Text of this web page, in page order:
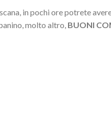
in pochi ore potrete
molto altro, BUONI